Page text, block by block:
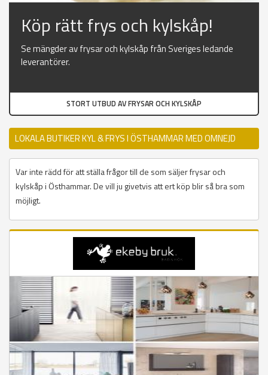
Köp rätt frys och kylskåp!
Se mängder av frysar och kylskåp från Sveriges ledande
leverantörer.
STORT UTBUD AV FRYSAR OCH KYLSKÅP
LOKALA BUTIKER KYL & FRYS I ÖSTHAMMAR MED OMNEJD
Var inte rädd för att ställa frågor till de som säljer frysar och
kylskåp i Östhammar. De vill ju givetvis att ert köp blir så bra som
möjligt.